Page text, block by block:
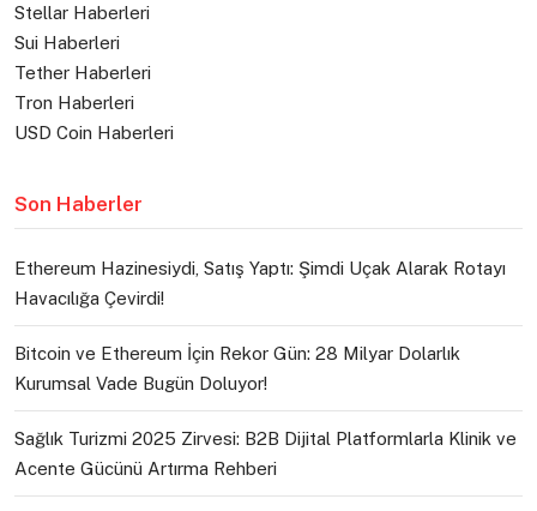
Stellar Haberleri
Sui Haberleri
Tether Haberleri
Tron Haberleri
USD Coin Haberleri
Son Haberler
Ethereum Hazinesiydi, Satış Yaptı: Şimdi Uçak Alarak Rotayı
Havacılığa Çevirdi!
Bitcoin ve Ethereum İçin Rekor Gün: 28 Milyar Dolarlık
Kurumsal Vade Bugün Doluyor!
Sağlık Turizmi 2025 Zirvesi: B2B Dijital Platformlarla Klinik ve
Acente Gücünü Artırma Rehberi